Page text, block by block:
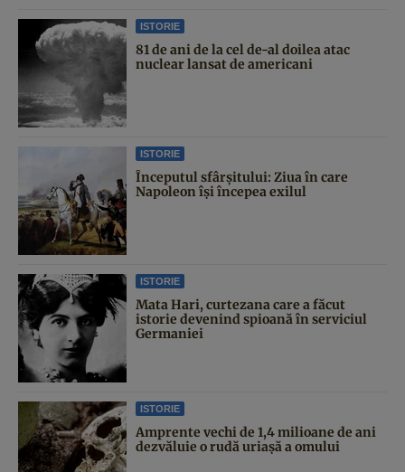
ISTORIE
81 de ani de la cel de-al doilea atac
nuclear lansat de americani
ISTORIE
Începutul sfârşitului: Ziua în care
Napoleon îşi începea exilul
ISTORIE
Mata Hari, curtezana care a făcut
istorie devenind spioană în serviciul
Germaniei
ISTORIE
Amprente vechi de 1,4 milioane de ani
dezvăluie o rudă uriașă a omului